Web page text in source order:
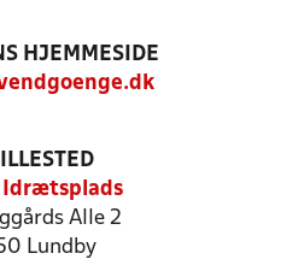
HJEMMESIDE
Idrætsplads
Alle 2
Lundby